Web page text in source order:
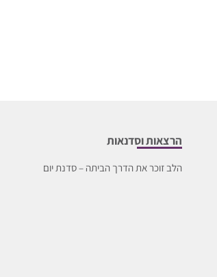
הרצאות וסדנאות
הלב זוכר את הדרך הביתה – סדנת יום